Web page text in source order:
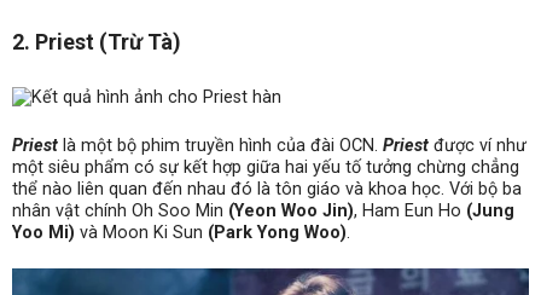
2. Priest (Trừ Tà)
Priest là một bộ phim truyền hình của đài OCN. Priest được ví như
một siêu phẩm có sự kết hợp giữa hai yếu tố tưởng chừng chẳng
thể nào liên quan đến nhau đó là tôn giáo và khoa học. Với bộ ba
nhân vật chính Oh Soo Min (Yeon Woo Jin), Ham Eun Ho (Jung
Yoo Mi) và Moon Ki Sun (Park Yong Woo).